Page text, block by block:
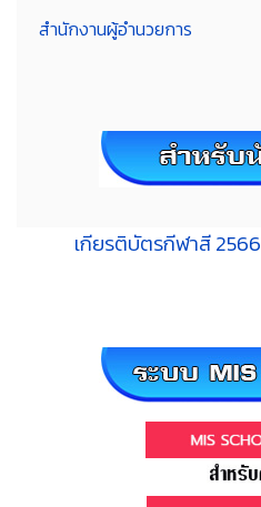
สำนักงานผู้อำนวยการ
เกียรติบัตรกีฬาสี 2566